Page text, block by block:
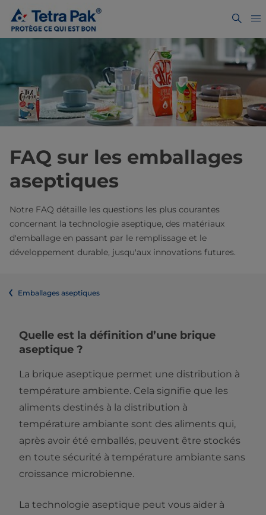
FAQ sur les emballages
aseptiques
Notre FAQ détaille les questions les plus courantes
concernant la technologie aseptique, des matériaux
d'emballage en passant par le remplissage et le
développement durable, jusqu'aux innovations futures.
Emballages aseptiques
Quelle est la définition d’une brique
aseptique ?
La brique aseptique permet une distribution à
température ambiente. Cela signifie que les
aliments destinés à la distribution à
température ambiante sont des aliments qui,
après avoir été emballés, peuvent être stockés
en toute sécurité à température ambiante sans
croissance microbienne.
La technologie aseptique peut vous aider à